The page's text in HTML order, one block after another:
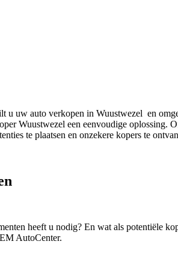
uw auto verkopen in Wuustwezel en
Wuustwezel een eenvoudige
te plaatsen en onzekere kopers te
heeft u nodig? En wat als potentiële
AutoCenter.